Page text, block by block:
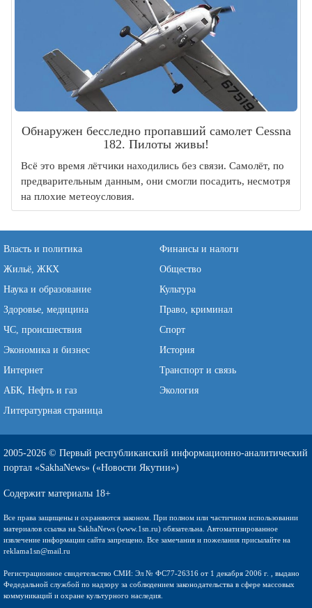
Обнаружен бесследно пропавший самолет Cessna
182. Пилоты живы!
Всё это время лётчики находились без связи. Самолёт, по
предварительным данным, они смогли посадить, несмотря
на плохие метеоусловия.
Власть и политика
Финансы и налоги
Жильё, ЖКХ
Общество
Наука и образование
Культура
Здоровье, медицина
Право, криминал
ЧС, происшествия
Спорт
Экономика и бизнес
История
Интернет
Транспорт и связь
АБК, Нефть и газ
Экология
Литературная страница
2005-2026 © Первый республиканский информационно-аналитический
портал «SakhaNews» («Новости Якутии»)
Содержит материалы 18+
Все права защищены и охраняются законом. При полном или частичном использовании
материалов ссылка на SakhaNews (www.1sn.ru) обязательна. Автоматизированное
извлечение информации сайта запрещено. Все замечания и пожелания присылайте на
reklama1sn@mail.ru
Регистрационное свидетельство СМИ: Эл № ФС77-26316 от 1 декабря 2006 г. , выдано
Федедальной службой по надзору за соблюдением законодательства в сфере массовых
коммуникаций и охране культурного наследия.